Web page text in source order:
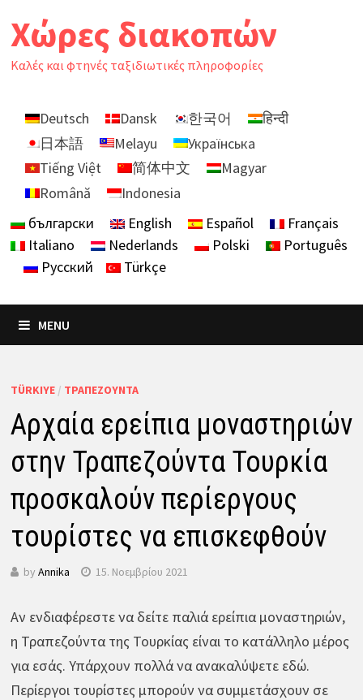
toΧώρες διακοπών
Καλές και φτηνές ταξιδιωτικές πληροφορίες
Deutsch Dansk 한국어
हिन्दी
日本語
Melayu
Українська
Tiếng Việt
简体中文
Magyar
Română
Indonesia
български
English Español
Français
Italiano
Nederlands Polski
Português
Русский
Türkçe
MENU
TÜRKIYE/ ΤΡΑΠΕΖΟΎΝΤΑ
Αρχαία ερείπια μοναστηριών
στην Τραπεζούντα Τουρκία
προσκαλούν περίεργους
τουρίστες να επισκεφθούν
by Annika 15. Νοεμβρίου 2021
Αν ενδιαφέρεστε να δείτε παλιά ερείπια μοναστηριών,
η Τραπεζούντα της Τουρκίας είναι το κατάλληλο μέρος
για εσάς. Υπάρχουν πολλά να ανακαλύψετε εδώ.
Περίεργοι τουρίστες μπορούν να συμμετάσχουν σε